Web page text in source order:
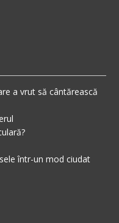
a vrut să cântărească
într-un mod ciudat